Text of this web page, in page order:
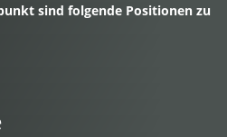
sind folgende Positionen zu